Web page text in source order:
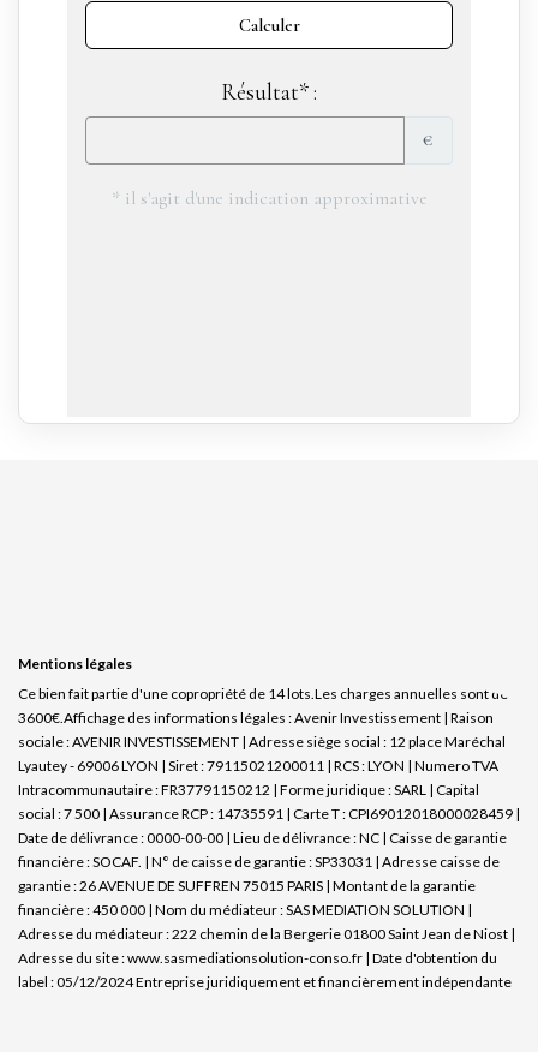
Mentions légales
Ce bien fait partie d'une copropriété de 14 lots.Les charges annuelles sont de
3600€.Affichage des informations légales : Avenir Investissement | Raison
sociale : AVENIR INVESTISSEMENT | Adresse siège social : 12 place Maréchal
Lyautey - 69006 LYON | Siret : 79115021200011 | RCS : LYON | Numero TVA
Intracommunautaire : FR37791150212 | Forme juridique : SARL | Capital
social : 7 500 | Assurance RCP : 14735591 | Carte T : CPI69012018000028459 |
Date de délivrance : 0000-00-00 | Lieu de délivrance : NC | Caisse de garantie
financière : SOCAF. | N° de caisse de garantie : SP33031 | Adresse caisse de
garantie : 26 AVENUE DE SUFFREN 75015 PARIS | Montant de la garantie
financière : 450 000 | Nom du médiateur : SAS MEDIATION SOLUTION |
Adresse du médiateur : 222 chemin de la Bergerie 01800 Saint Jean de Niost |
Adresse du site :www.sasmediationsolution-conso.fr | Date d'obtention du
label : 05/12/2024Entreprise juridiquement et financièrement indépendante